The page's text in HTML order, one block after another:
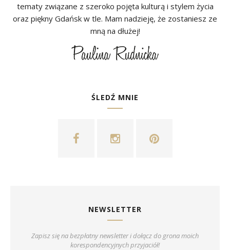
tematy związane z szeroko pojęta kulturą i stylem życia
oraz piękny Gdańsk w tle. Mam nadzieję, że zostaniesz ze
mną na dłużej!
ŚLEDŹ MNIE
NEWSLETTER
Zapisz się na bezpłatny newsletter i dołącz do grona moich
korespondencyjnych przyjaciół!